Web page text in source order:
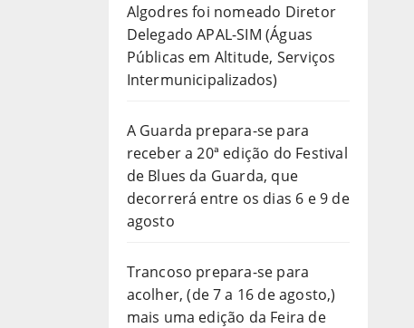
Algodres foi nomeado Diretor
Delegado APAL-SIM (Águas
Públicas em Altitude, Serviços
Intermunicipalizados)
A Guarda prepara-se para
receber a 20ª edição do Festival
de Blues da Guarda, que
decorrerá entre os dias 6 e 9 de
agosto
Trancoso prepara-se para
acolher, (de 7 a 16 de agosto,)
mais uma edição da Feira de